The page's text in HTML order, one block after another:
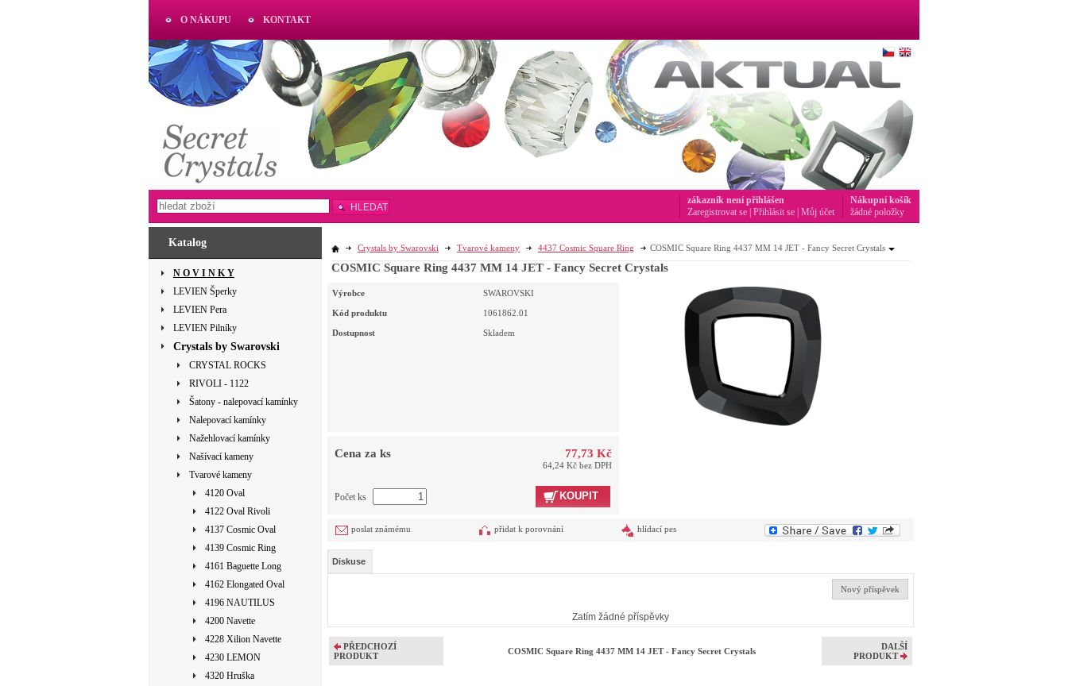
Katalog
N O V I N K Y
LEVIEN Šperky
LEVIEN Pera
LEVIEN Pilníky
Crystals by Swarovski
CRYSTAL ROCKS
RIVOLI - 1122
Šatony - nalepovací kamínky
Nalepovací kamínky
Nažehlovací kamínky
Našívací kameny
Tvarové kameny
4120 Oval
4122 Oval Rivoli
4137 Cosmic Oval
4139 Cosmic Ring
4161 Baguette Long
4162 Elongated Oval
4196 NAUTILUS
4200 Navette
4228 Xilion Navette
4230 LEMON
4320 Hruška
Crystals by Swarovski Tvarové kameny 4437 Cosmic Square Ring COSMIC Square Ring 4437 MM 14 JET - Fancy Secret Crystals
COSMIC Square Ring 4437 MM 14 JET - Fancy Secret Crystals
Výrobce SWAROVSKI
Kód produktu 1061862.01
Dostupnost Skladem
Cena za ks 77,73 Kč
64,24 Kč bez DPH
Počet ks KOUPIT
poslat známému přidat k porovnání hlídací pes
Diskuse
Nový příspěvek
Zatím žádné příspěvky
PŘEDCHOZÍ
PRODUKT
COSMIC Square Ring 4437 MM 14 JET - Fancy Secret Crystals
DALŠÍ
PRODUKT
O NÁKUPU KONTAKT
AKTUAL
www.aktual-koralky.cz
HLEDAT
Nákupní košík
žádné položky
zákazník není přihlášen
Zaregistrovat se Přihlásit se Můj účet